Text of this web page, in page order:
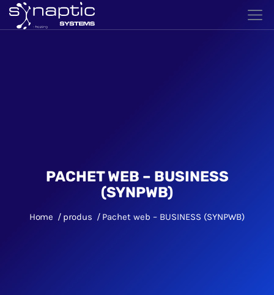
PACHET WEB – BUSINESS
(SYNPWB)
Home produs Pachet web – BUSINESS (SYNPWB)